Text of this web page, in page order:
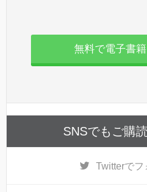
無料で電子書
SNSでもご購
Twitterでフ